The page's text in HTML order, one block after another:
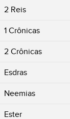
2 Reis
1 Crônicas
2 Crônicas
Esdras
Neemias
Ester